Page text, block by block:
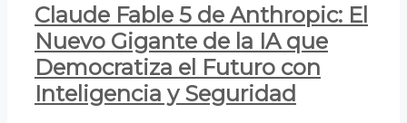
Claude Fable 5 de Anthropic: El
Nuevo Gigante de la IA que
Democratiza el Futuro con
Inteligencia y Seguridad